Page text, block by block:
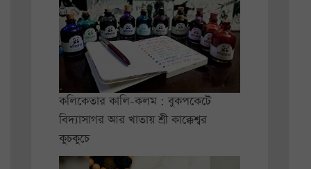
কলিকেতার কালি-কলম : বুকপকেটে
বিদ্যাসাগর আর খাতায় শ্রী কাক্কেশ্বর
কুচকুচে